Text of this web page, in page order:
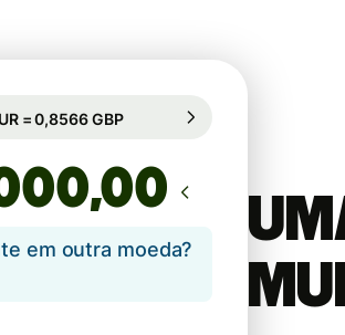
garantido por 73h
,00
em outra moeda?